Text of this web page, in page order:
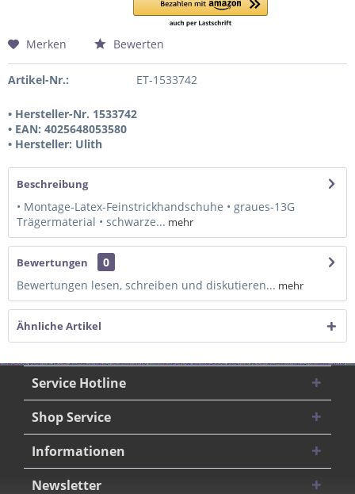
Merken Bewerten
Artikel-Nr.: ET-1533742
• Hersteller-Nr. 1533742
• EAN: 4025648053580
• Hersteller: Ulith
Beschreibung
• Montage-Latex-Feinstrickhandschuhe • graues-13G
Trägermaterial • schwarze... mehr
Bewertungen
0
Bewertungen lesen, schreiben und diskutieren... mehr
Ähnliche Artikel
Service Hotline
Shop Service
Informationen
Newsletter